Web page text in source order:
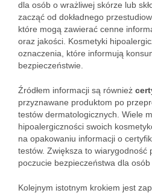
dla osób o wrażliwej skórze lub
zacząć od dokładnego
które mogą zawierać cenne
oraz jakości. Kosmetyki
oznaczenia, które informują
bezpieczeństwie.
Źródłem informacji są również
przyznawane produktom po
testów dermatologicznych. Wiele
hipoalergiczności swoich
na opakowaniu informacji o
testów. Zwiększa to wiarygodność
poczucie bezpieczeństwa dla osób
Kolejnym istotnym krokiem jest